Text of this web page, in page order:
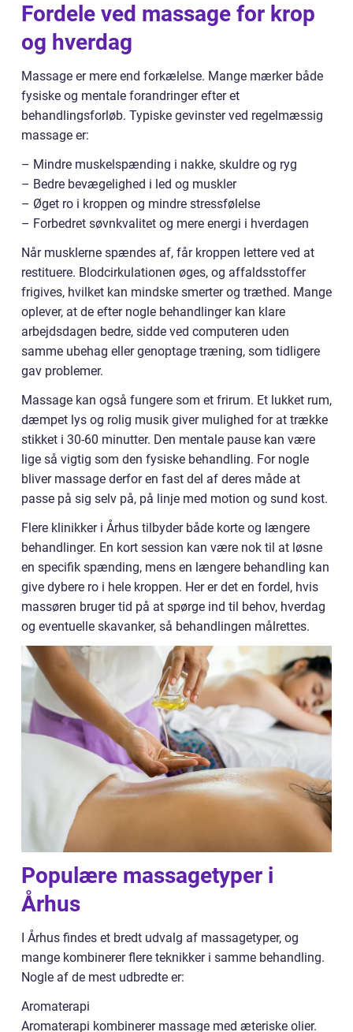
Fordele ved massage for krop
og hverdag
Massage er mere end forkælelse. Mange mærker både
fysiske og mentale forandringer efter et
behandlingsforløb. Typiske gevinster ved regelmæssig
massage er:
– Mindre muskelspænding i nakke, skuldre og ryg
– Bedre bevægelighed i led og muskler
– Øget ro i kroppen og mindre stressfølelse
– Forbedret søvnkvalitet og mere energi i hverdagen
Når musklerne spændes af, får kroppen lettere ved at
restituere. Blodcirkulationen øges, og affaldsstoffer
frigives, hvilket kan mindske smerter og træthed. Mange
oplever, at de efter nogle behandlinger kan klare
arbejdsdagen bedre, sidde ved computeren uden
samme ubehag eller genoptage træning, som tidligere
gav problemer.
Massage kan også fungere som et frirum. Et lukket rum,
dæmpet lys og rolig musik giver mulighed for at trække
stikket i 30-60 minutter. Den mentale pause kan være
lige så vigtig som den fysiske behandling. For nogle
bliver massage derfor en fast del af deres måde at
passe på sig selv på, på linje med motion og sund kost.
Flere klinikker i Århus tilbyder både korte og længere
behandlinger. En kort session kan være nok til at løsne
en specifik spænding, mens en længere behandling kan
give dybere ro i hele kroppen. Her er det en fordel, hvis
massøren bruger tid på at spørge ind til behov, hverdag
og eventuelle skavanker, så behandlingen målrettes.
Populære massagetyper i
Århus
I Århus findes et bredt udvalg af massagetyper, og
mange kombinerer flere teknikker i samme behandling.
Nogle af de mest udbredte er:
Aromaterapi
Aromaterapi kombinerer massage med æteriske olier.